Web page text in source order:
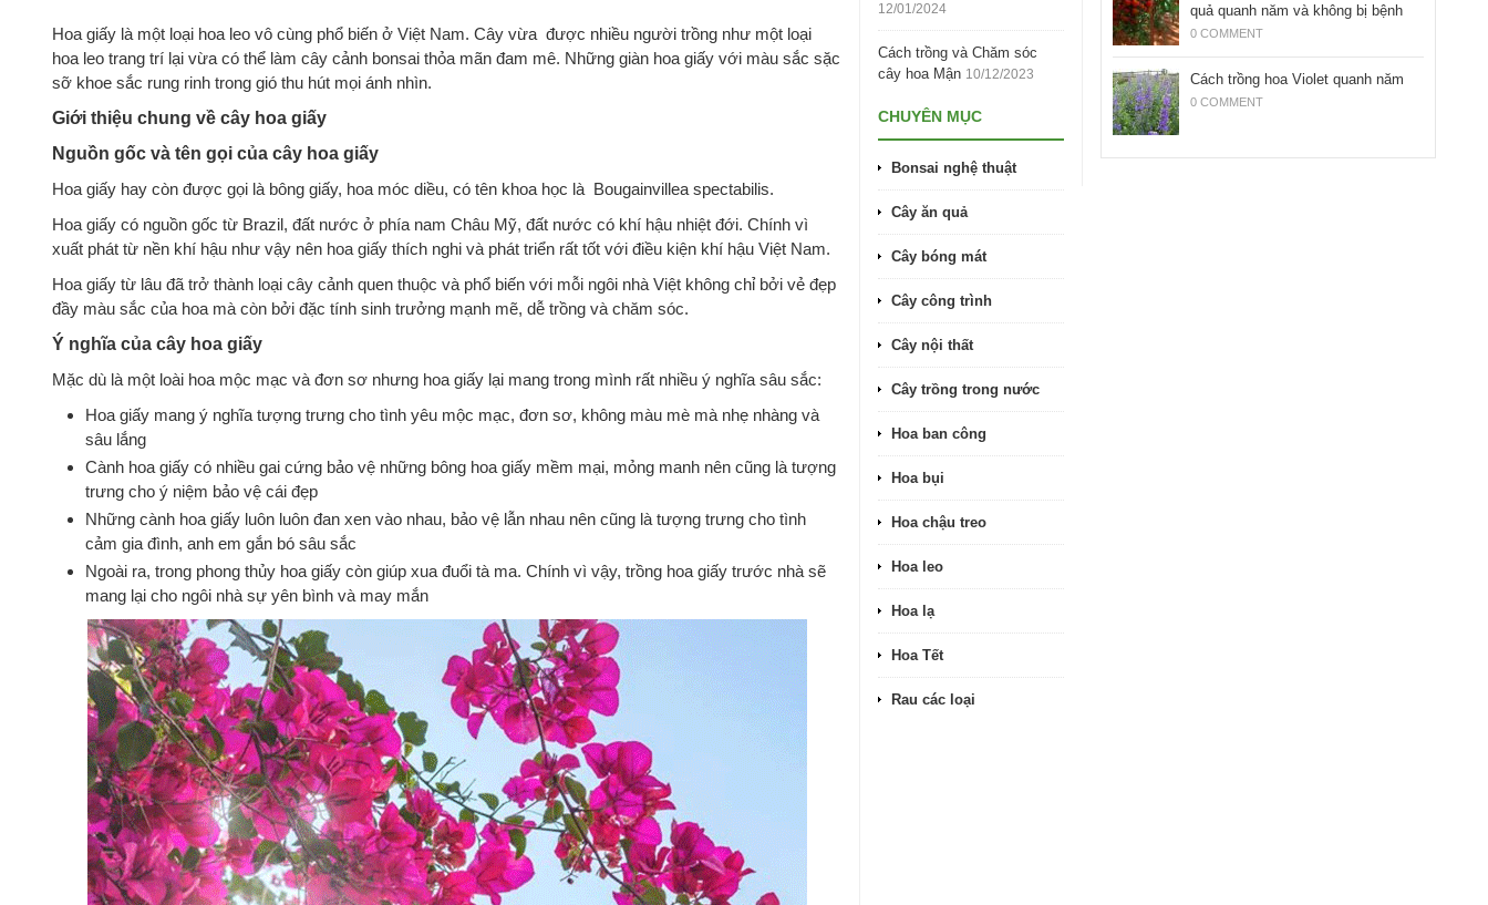
Hoa giấy là một loại hoa leo vô cùng phổ biến ở Việt Nam. Cây vừa được nhiều người trồng như một loại
hoa leo trang trí lại vừa có thể làm cây cảnh bonsai thỏa mãn đam mê. Những giàn hoa giấy với màu sắc sặc
sỡ khoe sắc rung rinh trong gió thu hút mọi ánh nhìn.
Giới thiệu chung về cây hoa giấy
Nguồn gốc và tên gọi của cây hoa giấy
Hoa giấy hay còn được gọi là bông giấy, hoa móc diều, có tên khoa học là Bougainvillea spectabilis.
Hoa giấy có nguồn gốc từ Brazil, đất nước ở phía nam Châu Mỹ, đất nước có khí hậu nhiệt đới. Chính vì
xuất phát từ nền khí hậu như vậy nên hoa giấy thích nghi và phát triển rất tốt với điều kiện khí hậu Việt Nam.
Hoa giấy từ lâu đã trở thành loại cây cảnh quen thuộc và phổ biến với mỗi ngôi nhà Việt không chỉ bởi vẻ đẹp
đầy màu sắc của hoa mà còn bởi đặc tính sinh trưởng mạnh mẽ, dễ trồng và chăm sóc.
Ý nghĩa của cây hoa giấy
Mặc dù là một loài hoa mộc mạc và đơn sơ nhưng hoa giấy lại mang trong mình rất nhiều ý nghĩa sâu sắc:
Hoa giấy mang ý nghĩa tượng trưng cho tình yêu mộc mạc, đơn sơ, không màu mè mà nhẹ nhàng và
sâu lắng
Cành hoa giấy có nhiều gai cứng bảo vệ những bông hoa giấy mềm mại, mỏng manh nên cũng là tượng
trưng cho ý niệm bảo vệ cái đẹp
Những cành hoa giấy luôn luôn đan xen vào nhau, bảo vệ lẫn nhau nên cũng là tượng trưng cho tình
cảm gia đình, anh em gắn bó sâu sắc
Ngoài ra, trong phong thủy hoa giấy còn giúp xua đuổi tà ma. Chính vì vậy, trồng hoa giấy trước nhà sẽ
mang lại cho ngôi nhà sự yên bình và may mắn
12/01/2024
Cách trồng và Chăm sóc
cây hoa Mận 10/12/2023
CHUYÊN MỤC
Bonsai nghệ thuật
Cây ăn quả
Cây bóng mát
Cây công trình
Cây nội thất
Cây trồng trong nước
Hoa ban công
Hoa bụi
Hoa chậu treo
Hoa leo
Hoa lạ
Hoa Tết
Rau các loại
quả quanh năm và không bị bệnh
0 COMMENT
Cách trồng hoa Violet quanh năm
0 COMMENT